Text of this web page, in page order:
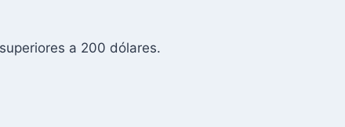
a 200 dólares.